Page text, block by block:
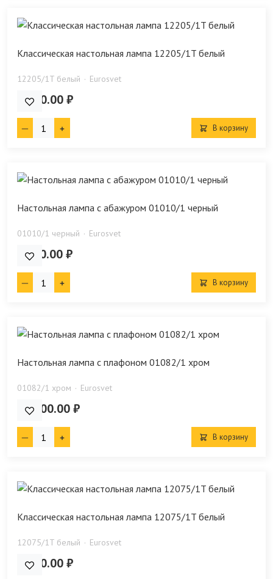
Классическая настольная лампа 12205/1T белый
12205/1T белый Eurosvet
5 620.00 ₽
В корзину
Настольная лампа с абажуром 01010/1 черный
01010/1 черный Eurosvet
7 790.00 ₽
В корзину
Настольная лампа с плафоном 01082/1 хром
01082/1 хром Eurosvet
10 300.00 ₽
В корзину
Классическая настольная лампа 12075/1T белый
12075/1T белый Eurosvet
8 020.00 ₽